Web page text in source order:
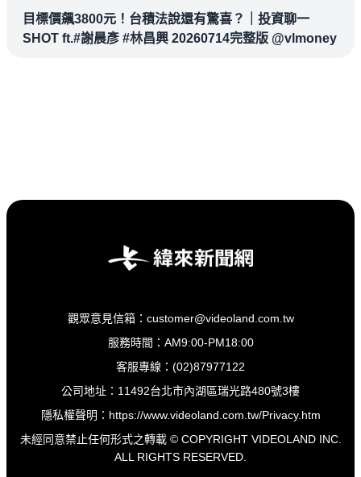
目標價飆3800元！台積法說還有驚喜？｜投資聊一
SHOT ft.#謝晨彥 #林昌興 20260714完整版 @vlmoney
觀眾意見信箱：customer@videoland.com.tw
服務時間：AM9:00-PM18:00
客服專線：(02)87977122
公司地址：11492台北市內湖區瑞光路480號3樓
隱私權聲明： https://www.videoland.com.tw/Privacy.htm
未經同意禁止任何形式之轉載 © COPYRIGHT VIDEOLAND INC.
ALL RIGHTS RESERVED.